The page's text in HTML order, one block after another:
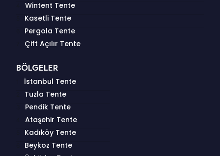
Wintent Tente
Kasetli Tente
Pergola Tente
Çift Açılır Tente
BÖLGELER
İstanbul Tente
Tuzla Tente
Pendik Tente
Ataşehir Tente
Kadıköy Tente
Beykoz Tente